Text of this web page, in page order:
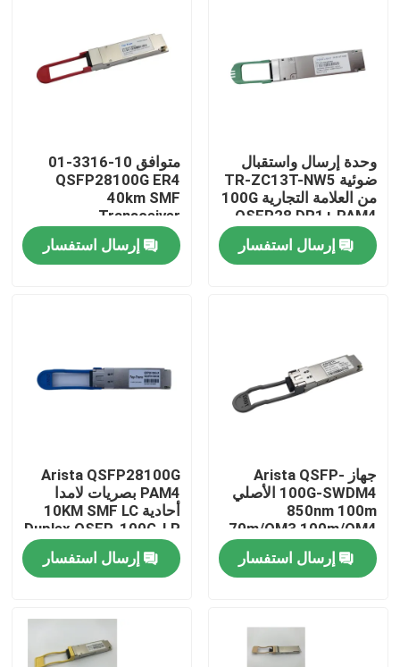
منتجات
معلومات عنا
مراقبة الجودة
أخبار
منتجات إنفيديا الذكاء الاصطناعي
وحدة إرسال واستقبال
ضوئية TR-ZC13T-NW5
من العلامة التجارية 100G
QSFP28 DR1+ PAM4
500M
إرسال استفسار
متوافق 10-3316-01
QSFP28100G ER4
40km SMF
Transceiver
إرسال استفسار
جهاز Arista QSFP-
100G-SWDM4 الأصلي
850nm 100m
70m/OM3 100m/OM4
ناقل MMF مزدوج
إرسال استفسار
Arista QSFP28100G
PAM4 بصريات لامدا
أحادية 10KM SMF LC
Duplex QSFP-100G-LR
إرسال استفسار